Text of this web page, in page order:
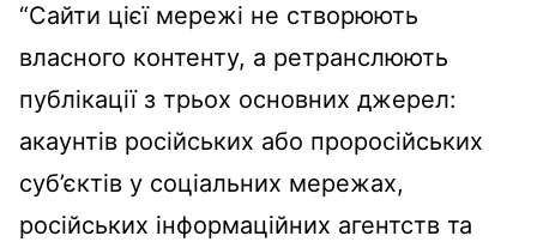
“Сайти цієї мережі не створюють
власного контенту, а ретранслюють
публікації з трьох основних джерел:
акаунтів російських або проросійських
суб’єктів у соціальних мережах,
російських інформаційних агентств та